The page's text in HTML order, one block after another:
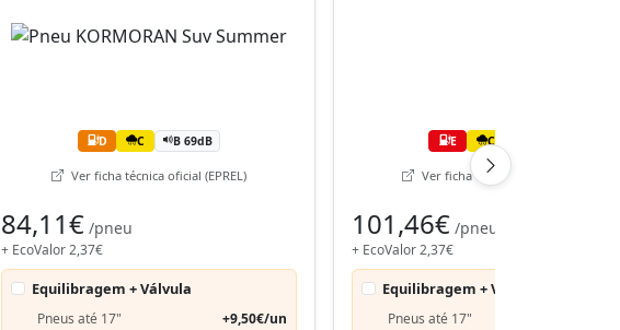
D C B 69dB
Ver ficha técnica oficial (EPREL)
84,11€ /pneu
+ EcoValor 2,37€
Equilibragem + Válvula
Pneus até 17" +9,50€/un
E C
Ver ficha técnica oficial (EPREL)
101,46€ /pneu
+ EcoValor 2,37€
Equilibragem + Válvula
Pneus até 17"